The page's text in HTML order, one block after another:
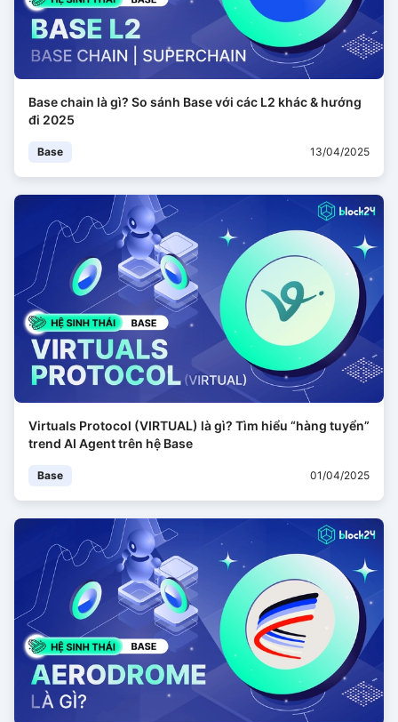
Base chain là gì? So sánh Base với các L2 khác & hướng
đi 2025
Base 13/04/2025
Virtuals Protocol (VIRTUAL) là gì? Tìm hiểu “hàng tuyển”
trend AI Agent trên hệ Base
Base 01/04/2025